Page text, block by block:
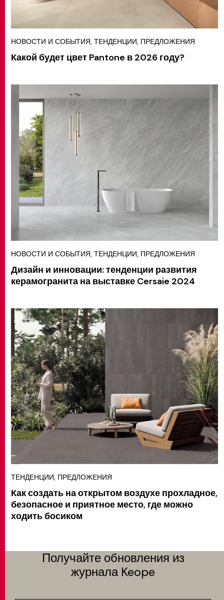
НОВОСТИ И СОБЫТИЯ, ТЕНДЕНЦИИ, ПРЕДЛОЖЕНИЯ
Какой будет цвет Pantone в 2026 году?
НОВОСТИ И СОБЫТИЯ, ТЕНДЕНЦИИ, ПРЕДЛОЖЕНИЯ
Дизайн и инновации: тенденции развития
керамогранита на выставке Cersaie 2024
ТЕНДЕНЦИИ, ПРЕДЛОЖЕНИЯ
Как создать на открытом воздухе прохладное,
безопасное и приятное место, где можно
ходить босиком
Получайте обновления из
журнала Keope